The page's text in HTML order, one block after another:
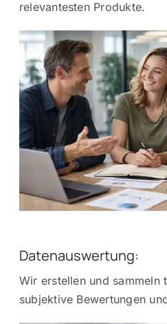
relevantesten Produkte.
Datenauswertung:
Wir erstellen und sammeln
subjektive Bewertungen